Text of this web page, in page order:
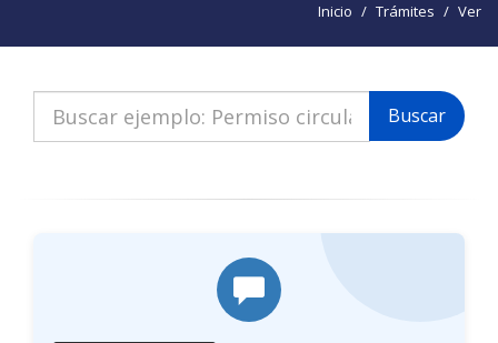
Inicio Trámites Ver
Buscar